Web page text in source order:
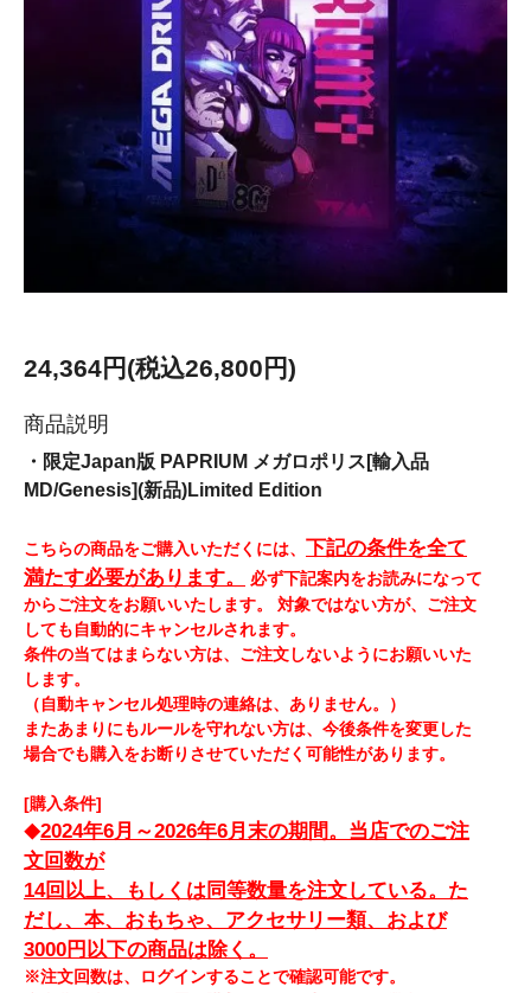
24,364円(税込26,800円)
商品説明
・限定Japan版 PAPRIUM メガロポリス[輸入品
MD/Genesis](新品)Limited Edition
こちらの商品をご購入いただくには、 下記の条件を全て
満たす必要があります。
必ず下記案内をお読みになって
からご注文をお願いいたします。 対象ではない方が、ご注文
しても自動的にキャンセルされます。
条件の当てはまらない方は、ご注文しないようにお願いいた
します。
（自動キャンセル処理時の連絡は、ありません。）
またあまりにもルールを守れない方は、今後条件を変更した
場合でも購入をお断りさせていただく可能性があります。
[購入条件]
◆2024年6月～2026年6月末の期間。当店でのご注
文回数が
14回以上、もしくは同等数量を注文している。た
だし、本、おもちゃ、アクセサリー類、および
3000円以下の商品は除く。
※注文回数は、ログインすることで確認可能です。